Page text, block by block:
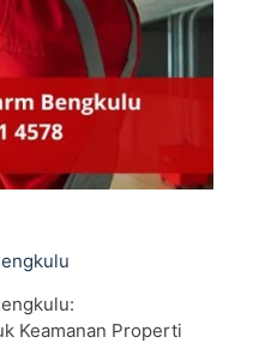
Keamanan Properti